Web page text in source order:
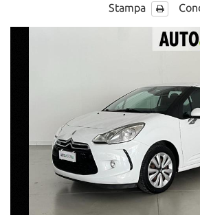
Stampa